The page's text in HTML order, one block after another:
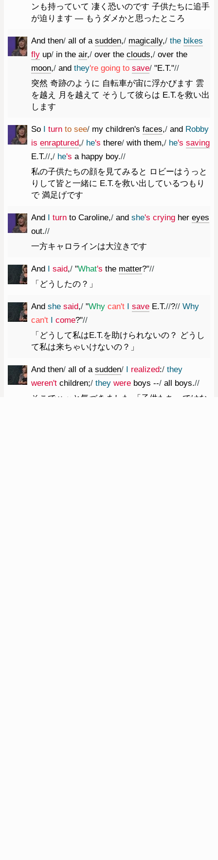
ンも持っていて 凄く恐いのです 子供たちに追手
が迫ります ― もうダメかと思ったところ
And then/ all of a sudden,/ magically,/ the bikes
fly up/ in the air,/ over the clouds,/ over the
moon,/ and they're going to save/ "E.T."//
突然 奇跡のように 自転車が宙に浮かびます 雲
を越え 月を越えて そうして彼らは E.T.を救い出
します
So I turn to see/ my children's faces,/ and Robby
is enraptured,/ he's there/ with them,/ he's saving
E.T.//,/ he's a happy boy.//
私の子供たちの顔を見てみると ロビーはうっと
りして皆と一緒に E.T.を救い出しているつもり
で 満足げです
And I turn to Caroline,/ and she's crying her eyes
out.//
一方キャロラインは大泣きです
And I said,/ "What's the matter?"//
「どうしたの？」
And she said,/ "Why can't I save E.T.//?// Why
can't I come?"//
「どうして私はE.T.を助けられないの？ どうし
て私は来ちゃいけないの？」
And then/ all of a sudden/ I realized:/ they
weren't children;/ they were boys --/ all boys.//
そこでハッと気づきました 「子供たち」ではな